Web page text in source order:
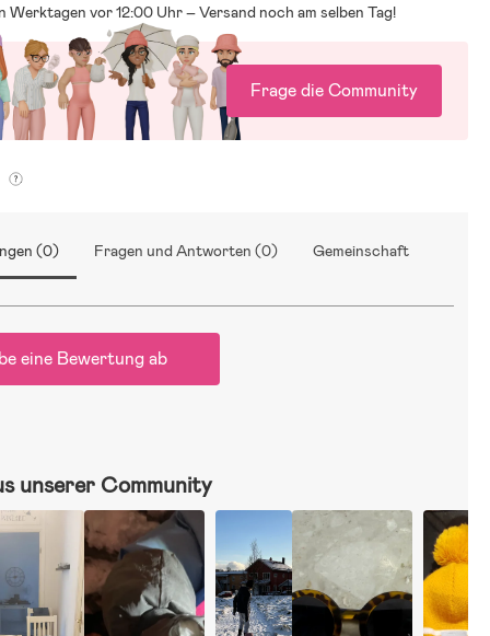
Werktagen vor 12:00 Uhr – Versand noch am selben Tag!
Frage die Community
(0) Fragen und Antworten (0) Gemeinschaft
eine Bewertung ab
unserer Community